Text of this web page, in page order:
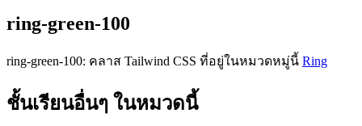
ring-green-100
ring-green-100: คลาส Tailwind CSS ที่อยู่ในหมวดหมู่นี้ Ring
ชั้นเรียนอื่นๆ ในหมวดนี้